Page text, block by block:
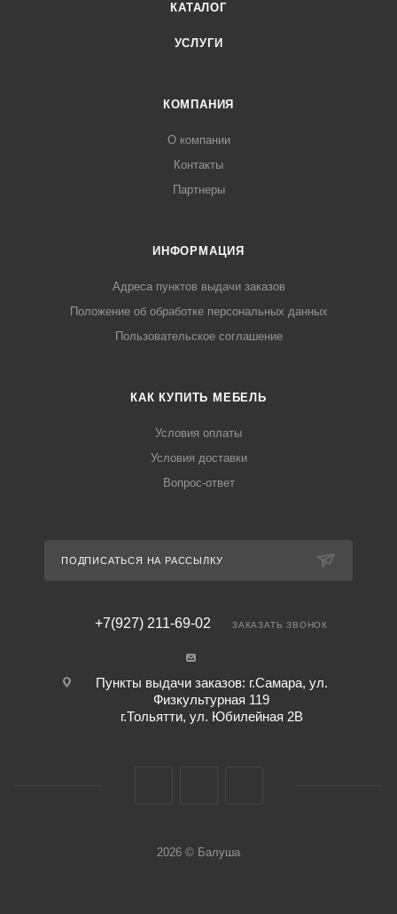
КАТАЛОГ
УСЛУГИ
КОМПАНИЯ
О компании
Контакты
Партнеры
ИНФОРМАЦИЯ
Адреса пунктов выдачи заказов
Положение об обработке персональных данных
Пользовательское соглашение
КАК КУПИТЬ МЕБЕЛЬ
Условия оплаты
Условия доставки
Вопрос-ответ
ПОДПИСАТЬСЯ НА РАССЫЛКУ
+7(927) 211-69-02 ЗАКАЗАТЬ ЗВОНОК
Пункты выдачи заказов: г.Самара, ул.
Физкультурная 119
г.Тольятти, ул. Юбилейная 2В
2026 © Балуша